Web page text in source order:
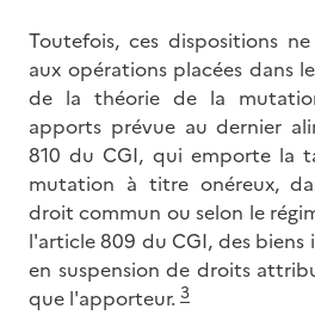
Toutefois, ces dispositions
aux opérations placées dans
de la théorie de la
apports prévue au dernier
810 du CGI, qui emporte la
mutation à titre onéreux,
droit commun ou selon le
l'article 809 du CGI, des
en suspension de droits
que l'apporteur. 3